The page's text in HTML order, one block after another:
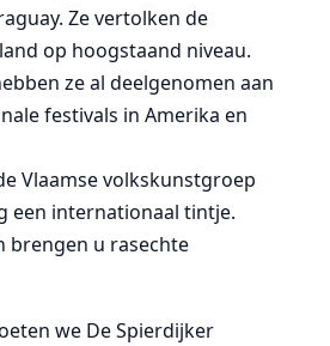
Ze vertolken de
op hoogstaand niveau.
ze al deelgenomen aan
festivals in Amerika en
Vlaamse volkskunstgroep
een internationaal tintje.
brengen u rasechte
we De Spierdijker